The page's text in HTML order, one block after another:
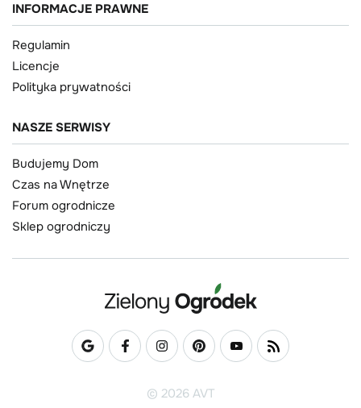
INFORMACJE PRAWNE
Regulamin
Licencje
Polityka prywatności
NASZE SERWISY
Budujemy Dom
Czas na Wnętrze
Forum ogrodnicze
Sklep ogrodniczy
© 2026 AVT